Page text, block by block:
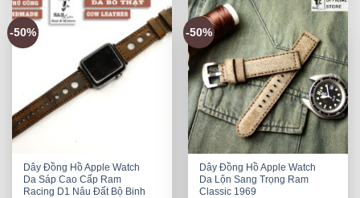
-50%
Dây Đồng Hồ Apple Watch
Da Sáp Cao Cấp Ram
Racing D1 Nâu Đất Bộ Binh
-50%
Dây Đồng Hồ Apple Watch
Da Lộn Sang Trọng Ram
Classic 1969